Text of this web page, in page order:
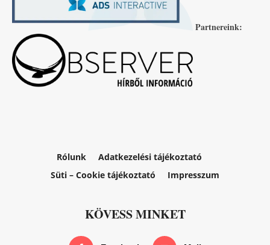
Partnereink:
Rólunk
Adatkezelési tájékoztató
Süti – Cookie tájékoztató
Impresszum
KÖVESS MINKET